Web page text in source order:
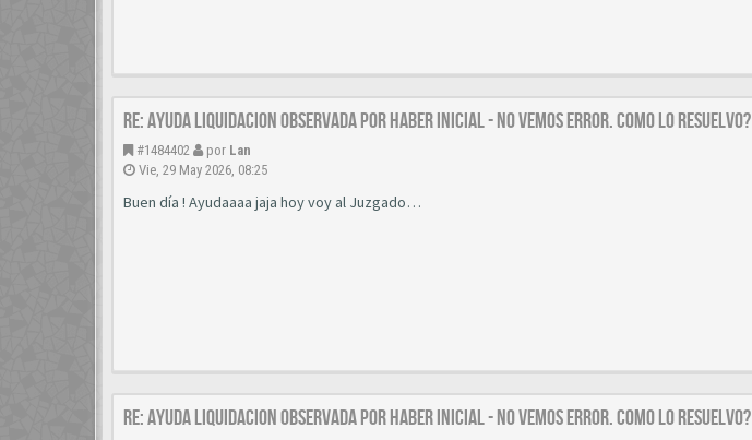
Re: AYUDA LIQUIDACION OBSERVADA POR HABER INICIAL - NO VEMOS ERROR. COMO LO RESUELVO?
#1484402 por Lan
Vie, 29 May 2026, 08:25
Buen día ! Ayudaaaa jaja hoy voy al Juzgado…
Re: AYUDA LIQUIDACION OBSERVADA POR HABER INICIAL - NO VEMOS ERROR. COMO LO RESUELVO?